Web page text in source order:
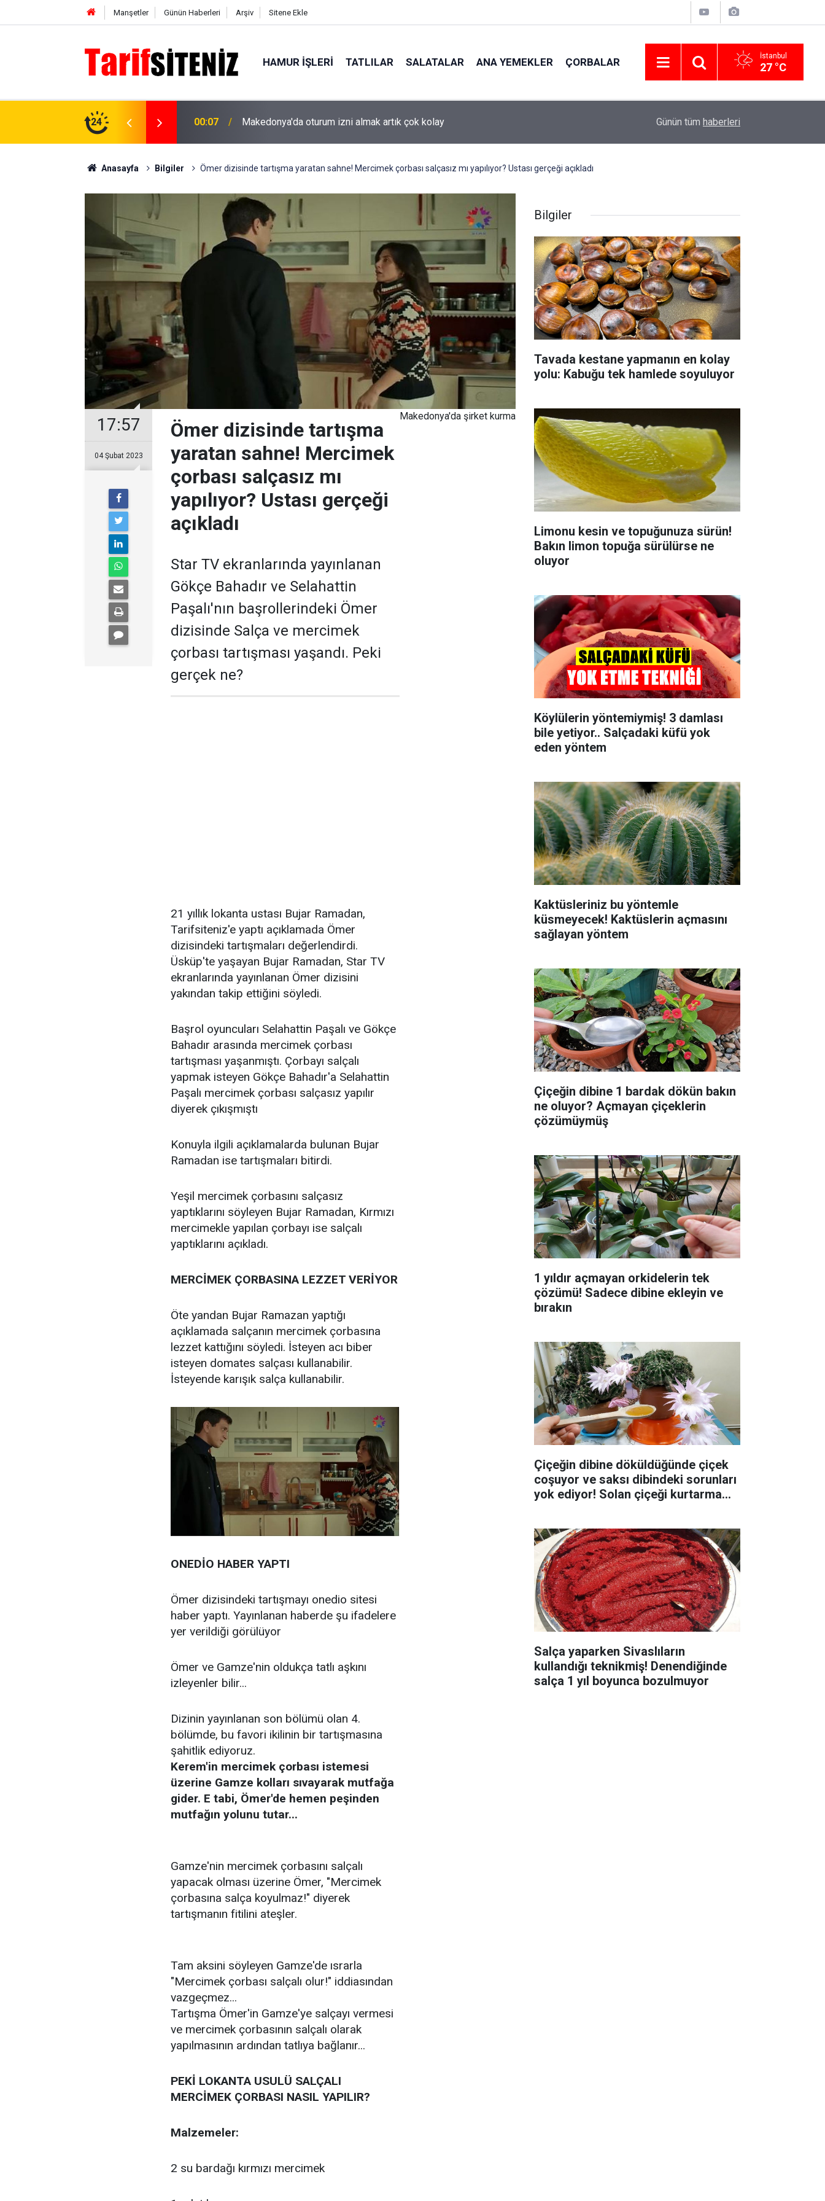
Manşetler Günün Haberleri Arşiv Sitene Ekle
HAMUR İŞLERI TATLILAR SALATALAR ANA YEMEKLER ÇORBALAR İstanbul
27 °C
24
tarifi, enfes ve lezzetli 00:07 Makedonya'da oturum izni almak artık çok kolay Terbiyeli Ispanak çorbası tarifi; Deneyen
Günün tüm haberleri
Anasayfa Bilgiler Ömer dizisinde tartışma yaratan sahne! Mercimek çorbası salçasız mı yapılıyor? Ustası gerçeği açıkladı
17:57
04 Şubat 2023
Ömer dizisinde tartışma
yaratan sahne! Mercimek
çorbası salçasız mı
yapılıyor? Ustası gerçeği
açıkladı
Star TV ekranlarında yayınlanan
Gökçe Bahadır ve Selahattin
Paşalı'nın başrollerindeki Ömer
dizisinde Salça ve mercimek
çorbası tartışması yaşandı. Peki
gerçek ne?
21 yıllık lokanta ustası Bujar Ramadan,
Tarifsiteniz'e yaptı açıklamada Ömer
dizisindeki tartışmaları değerlendirdi.
Üsküp'te yaşayan Bujar Ramadan, Star TV
ekranlarında yayınlanan Ömer dizisini
yakından takip ettiğini söyledi.
Başrol oyuncuları Selahattin Paşalı ve Gökçe
Bahadır arasında mercimek çorbası
tartışması yaşanmıştı. Çorbayı salçalı
yapmak isteyen Gökçe Bahadır'a Selahattin
Paşalı mercimek çorbası salçasız yapılır
diyerek çıkışmıştı
Konuyla ilgili açıklamalarda bulunan Bujar
Ramadan ise tartışmaları bitirdi.
Yeşil mercimek çorbasını salçasız
yaptıklarını söyleyen Bujar Ramadan, Kırmızı
mercimekle yapılan çorbayı ise salçalı
yaptıklarını açıkladı.
MERCİMEK ÇORBASINA LEZZET VERİYOR
Öte yandan Bujar Ramazan yaptığı
açıklamada salçanın mercimek çorbasına
lezzet kattığını söyledi. İsteyen acı biber
isteyen domates salçası kullanabilir.
İsteyende karışık salça kullanabilir.
ONEDİO HABER YAPTI
Ömer dizisindeki tartışmayı onedio sitesi
haber yaptı. Yayınlanan haberde şu ifadelere
yer verildiği görülüyor
Ömer ve Gamze'nin oldukça tatlı aşkını
izleyenler bilir...
Dizinin yayınlanan son bölümü olan 4.
bölümde, bu favori ikilinin bir tartışmasına
şahitlik ediyoruz.
Kerem'in mercimek çorbası istemesi
üzerine Gamze kolları sıvayarak mutfağa
gider. E tabi, Ömer'de hemen peşinden
mutfağın yolunu tutar...
Gamze'nin mercimek çorbasını salçalı
yapacak olması üzerine Ömer, "Mercimek
çorbasına salça koyulmaz!" diyerek
tartışmanın fitilini ateşler.
Tam aksini söyleyen Gamze'de ısrarla
"Mercimek çorbası salçalı olur!" iddiasından
vazgeçmez...
Tartışma Ömer'in Gamze'ye salçayı vermesi
ve mercimek çorbasının salçalı olarak
yapılmasının ardından tatlıya bağlanır...
PEKİ LOKANTA USULÜ SALÇALI
MERCİMEK ÇORBASI NASIL YAPILIR?
Malzemeler:
2 su bardağı kırmızı mercimek
Makedonya'da şirket kurma
Bilgiler
Tavada kestane yapmanın en kolay
yolu: Kabuğu tek hamlede soyuluyor
Limonu kesin ve topuğunuza sürün!
Bakın limon topuğa sürülürse ne
oluyor
Köylülerin yöntemiymiş! 3 damlası
bile yetiyor.. Salçadaki küfü yok
eden yöntem
Kaktüsleriniz bu yöntemle
küsmeyecek! Kaktüslerin açmasını
sağlayan yöntem
Çiçeğin dibine 1 bardak dökün bakın
ne oluyor? Açmayan çiçeklerin
çözümüymüş
1 yıldır açmayan orkidelerin tek
çözümü! Sadece dibine ekleyin ve
bırakın
Çiçeğin dibine döküldüğünde çiçek
coşuyor ve saksı dibindeki sorunları
yok ediyor! Solan çiçeği kurtarma
Salça yaparken Sivaslıların
kullandığı teknikmiş! Denendiğinde
salça 1 yıl boyunca bozulmuyor